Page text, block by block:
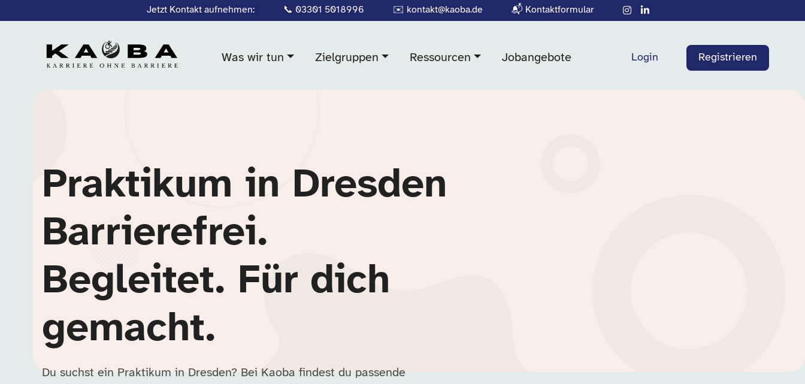
Jetzt Kontakt aufnehmen: 📞 03301 5018996 ✉️ kontakt@kaoba.de 📬 Kontaktformular
Was wir tun Zielgruppen Ressourcen Jobangebote Login Registrieren
Praktikum in Dresden
Barrierefrei.
Begleitet. Für dich
gemacht.
Du suchst ein Praktikum in Dresden? Bei Kaoba findest du passende